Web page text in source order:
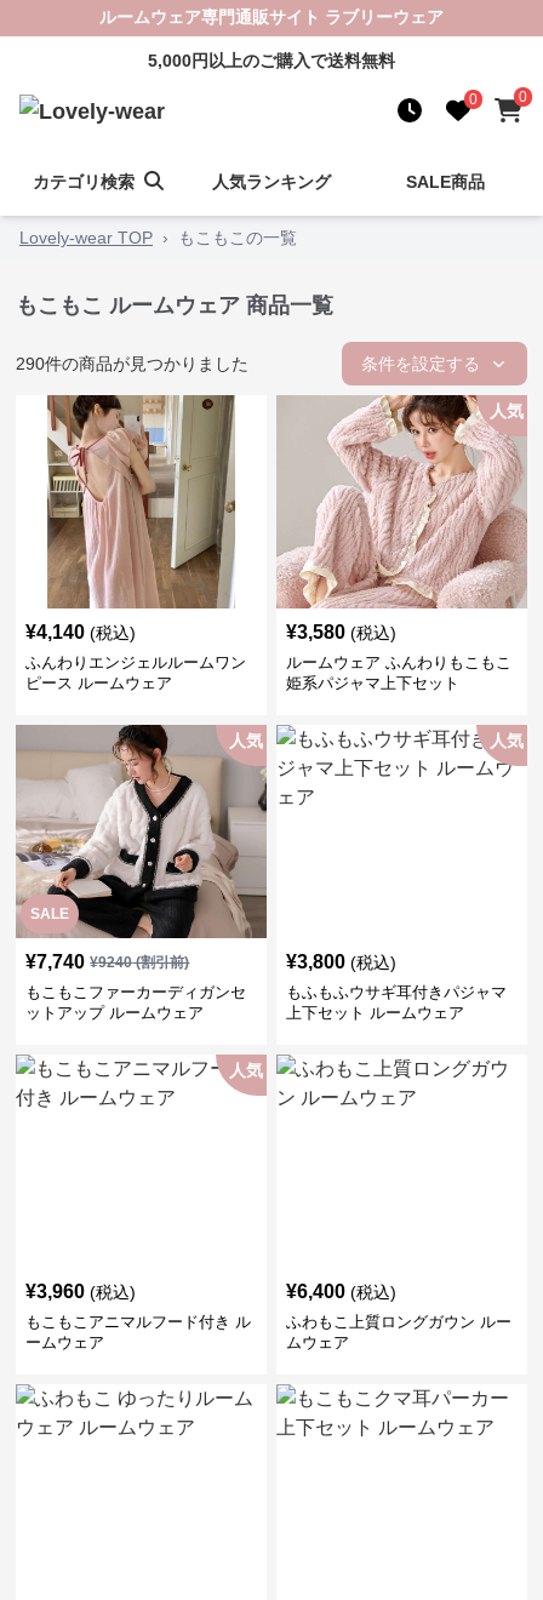
ルームウェア専門通販サイト ラブリーウェア
5,000円以上のご購入で送料無料
0 0
カテゴリ検索 人気ランキング SALE商品
Lovely-wear TOP › もこもこの一覧
もこもこ ルームウェア 商品一覧
290件の商品が見つかりました 条件を設定する
¥4,140 (税込)
ふんわりエンジェルルームワン
ピース ルームウェア
人気
¥3,580 (税込)
ルームウェア ふんわりもこもこ
姫系パジャマ上下セット
SALE
人気
¥7,740 ¥9240(割引前)
もこもこファーカーディガンセ
ットアップ ルームウェア
人気
¥3,800 (税込)
もふもふウサギ耳付きパジャマ
上下セット ルームウェア
人気
¥3,960 (税込)
もこもこアニマルフード付き ル
ームウェア
¥6,400 (税込)
ふわもこ上質ロングガウン ルー
ムウェア